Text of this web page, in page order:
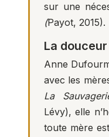
sur une
(Payot, 2015).
La
Anne
avec les
La
Lévy), elle
toute mère